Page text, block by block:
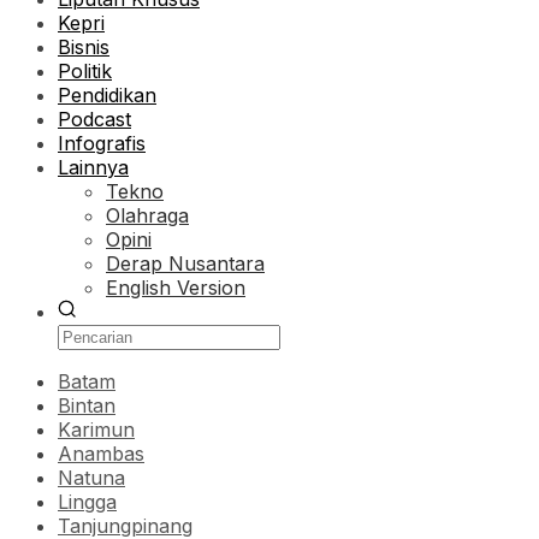
Kepri
Bisnis
Politik
Pendidikan
Podcast
Infografis
Lainnya
Tekno
Olahraga
Opini
Derap Nusantara
English Version
Batam
Bintan
Karimun
Anambas
Natuna
Lingga
Tanjungpinang